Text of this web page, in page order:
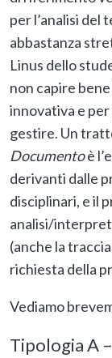
per l’analisi del
abbastanza
Linus dello
non capire
innovativa e
gestire. Un
Documentoè
derivanti dalle
disciplinari, e il
analisi/
(anche la
richiesta della
Vediamo
Tipologia A